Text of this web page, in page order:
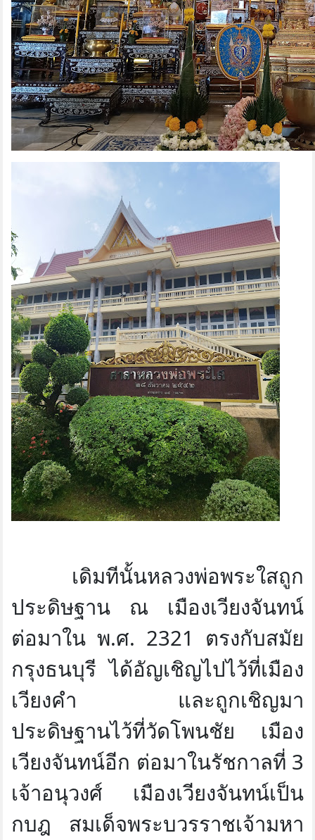
เดิมทีนั้นหลวงพ่อพระใสถูก
ประดิษฐาน ณ เมืองเวียงจันทน์
ต่อมาใน พ.ศ. 2321 ตรงกับสมัย
กรุงธนบุรี ได้อัญเชิญไปไว้ที่เมือง
เวียงคำ และถูกเชิญมา
ประดิษฐานไว้ที่วัดโพนชัย เมือง
เวียงจันทน์อีก ต่อมาในรัชกาลที่ 3
เจ้าอนุวงศ์ เมืองเวียงจันทน์เป็น
กบฎ สมเด็จพระบวรราชเจ้ามหา